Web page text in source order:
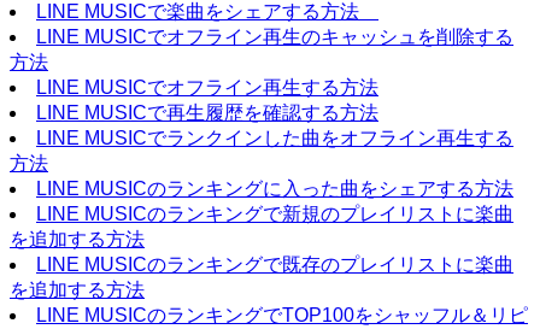
LINE MUSICで楽曲をシェアする方法
LINE MUSICでオフライン再生のキャッシュを削除する
方法
LINE MUSICでオフライン再生する方法
LINE MUSICで再生履歴を確認する方法
LINE MUSICでランクインした曲をオフライン再生する
方法
LINE MUSICのランキングに入った曲をシェアする方法
LINE MUSICのランキングで新規のプレイリストに楽曲
を追加する方法
LINE MUSICのランキングで既存のプレイリストに楽曲
を追加する方法
LINE MUSICのランキングでTOP100をシャッフル＆リピ